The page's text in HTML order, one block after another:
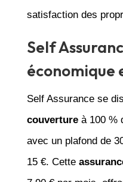
satisfaction des
Self
économique
Self Assurance se
couvertureà 100 %
avec un plafond de
15 €. Cette